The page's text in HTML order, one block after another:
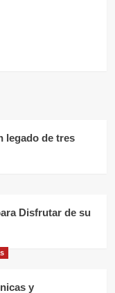
legado de tres
Disfrutar de su
y